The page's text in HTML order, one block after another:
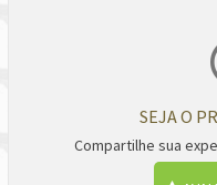
SEJA O
Compartilhe sua